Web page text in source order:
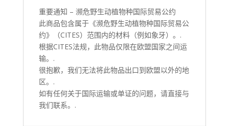
重要通知 – 濒危野生动植物种国际贸易公约
此商品包含属于《濒危野生动植物种国际贸易公
约》（CITES）范围内的材料（例如象牙）。.
根据CITES法规，此物品仅限在欧盟国家之间运
输。.
很抱歉，我们无法将此物品出口到欧盟以外的地
区。.
如有任何关于国际运输或单证的问题，请直接与
我们联系。.